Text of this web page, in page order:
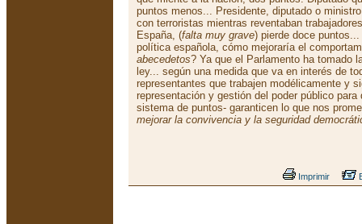
puntos menos... Presidente, diputado o
con terroristas mientras reventaban
España, (falta muy grave) pierde doce
política española, cómo mejoraría el
abecedetos? Ya que el Parlamento ha tomado
ley... según una medida que va en interés de
representantes que trabajen modélicamente y
representación y gestión del poder público
sistema de puntos- garanticen lo que nos
mejorar la convivencia y la seguridad
Imprimir